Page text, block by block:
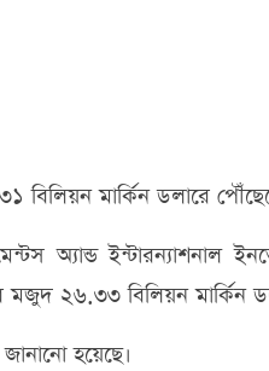
বিলিয়ন মার্কিন ডলারে
অ্যান্ড ইন্টারন্যাশনাল
মজুদ ২৬.৩৩ বিলিয়ন মার্কিন
হয়েছে।